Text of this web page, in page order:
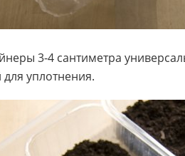
3-4 сантиметра
уплотнения.